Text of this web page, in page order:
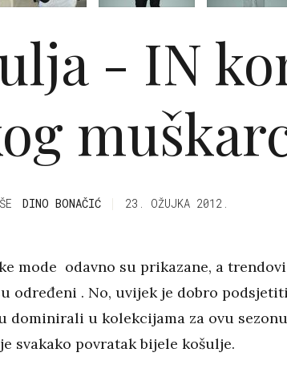
- IN
DINO BONAČIĆ 23. OŽUJKA 2012.
mode odavno su prikazane, a trendovi
određeni . No, uvijek je dobro podsjetiti
dominirali u kolekcijama za ovu
svakako povratak bijele košulje.